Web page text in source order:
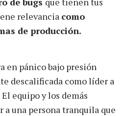
relevancia como
de producción.
en pánico bajo presión
descalificada como líder a
equipo y los demás
una persona tranquila que